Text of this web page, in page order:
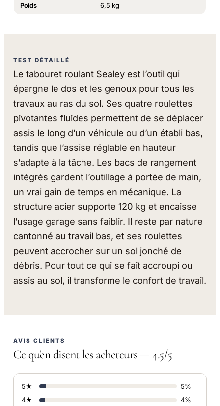
Poids 6,5 kg
TEST DÉTAILLÉ
Le tabouret roulant Sealey est l’outil qui
épargne le dos et les genoux pour tous les
travaux au ras du sol. Ses quatre roulettes
pivotantes fluides permettent de se déplacer
assis le long d’un véhicule ou d’un établi bas,
tandis que l’assise réglable en hauteur
s’adapte à la tâche. Les bacs de rangement
intégrés gardent l’outillage à portée de main,
un vrai gain de temps en mécanique. La
structure acier supporte 120 kg et encaisse
l’usage garage sans faiblir. Il reste par nature
cantonné au travail bas, et ses roulettes
peuvent accrocher sur un sol jonché de
débris. Pour tout ce qui se fait accroupi ou
assis au sol, il transforme le confort de travail.
AVIS CLIENTS
Ce qu'en disent les acheteurs — 4.5/5
5★
5%
4★
4%